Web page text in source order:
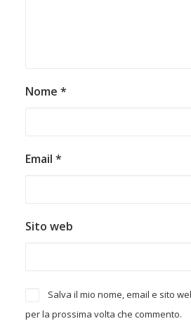
Nome *
Email *
Sito web
Salva il mio nome, email e sito
per la prossima volta che commento.